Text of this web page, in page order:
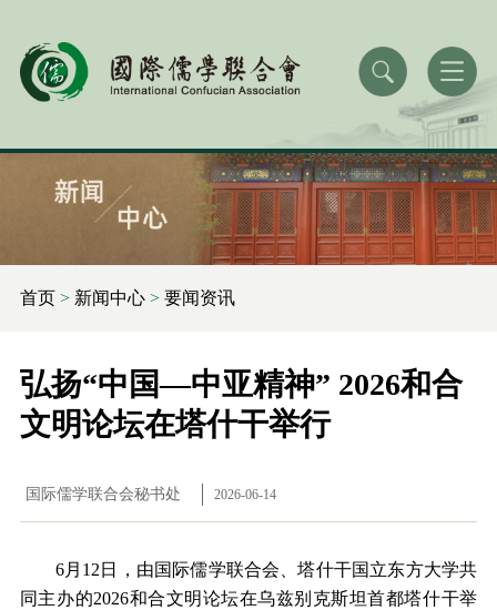
首页> 新闻中心> 要闻资讯
弘扬“中国—中亚精神” 2026和合
文明论坛在塔什干举行
国际儒学联合会秘书处 2026-06-14
6月12日，由国际儒学联合会、塔什干国立东方大学共
同主办的2026和合文明论坛在乌兹别克斯坦首都塔什干举